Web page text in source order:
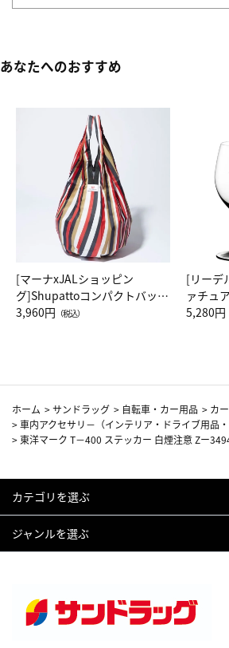
あなたへのおすすめ
[マーナxJALショッピン
グ]Shupattoコンパクトバッグ
Drop JAL客室乗務員（LC）ス
3,960円 （税込）
[リーデ
ァチュ
ト（レ
5,280円
ホーム >サンドラッグ > 自転車・カー用品 > カ
>車内アクセサリ－（インテリア・ドライブ用品・
>東洋マーク T－400 ステッカー 白煙注意 Zー
カテゴリを選ぶ
ジャンルを選ぶ